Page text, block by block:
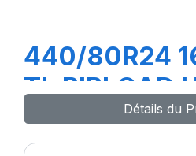
440/80R24
TL BIBLOAD
Détails du